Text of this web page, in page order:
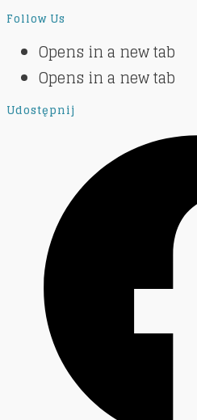
Follow Us
Opens in a new tab
Opens in a new tab
Udostępnij